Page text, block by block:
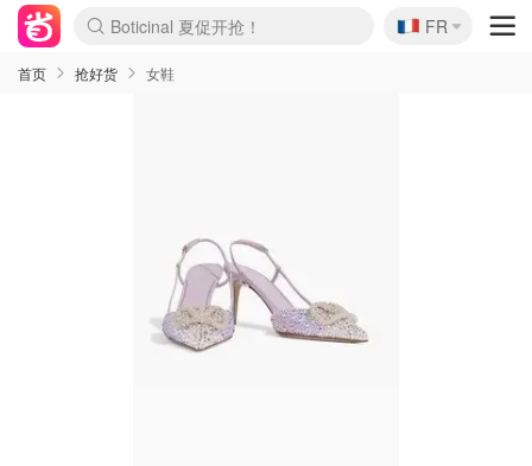
Boticinal 夏促开抢！
4折！lulu周四疯狂上新
还没结束！&OtherStories大促
Joybuy变相75折 随时失效
速领！Stanley独家85折
疑似霸哥！Camper额外叠85折
Zalando 奥莱闪促！每日更新
Moncler反季囤！5折起+叠9折
Coach Brooklyn仅€192
🇫🇷
FR
首页 抢好货 女鞋